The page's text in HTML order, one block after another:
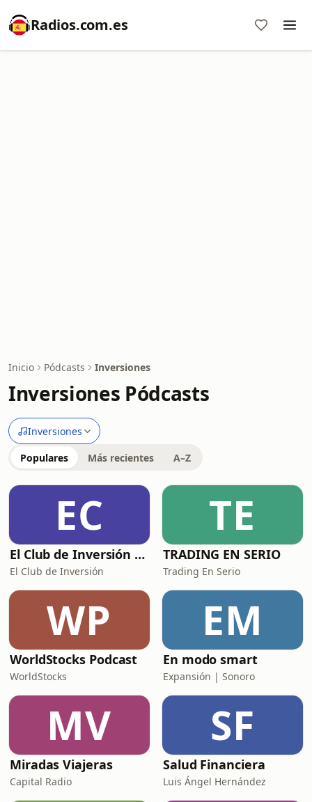
Radios.com.es
Inicio Pódcasts Inversiones
Inversiones Pódcasts
Inversiones
Populares Más recientes A–Z
EC
El Club de Inversión podcast
El Club de Inversión
TE
TRADING EN SERIO
Trading En Serio
WP
WorldStocks Podcast
WorldStocks
EM
En modo smart
Expansión | Sonoro
MV
Miradas Viajeras
Capital Radio
SF
Salud Financiera
Luis Ángel Hernández